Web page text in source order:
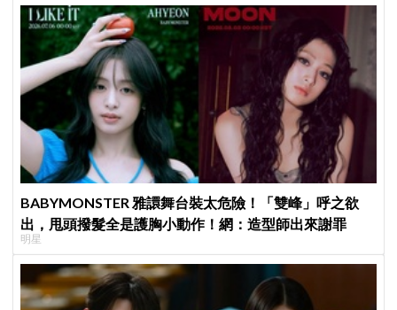
BABYMONSTER 雅譞舞台裝太危險！「雙峰」呼之欲
出，甩頭撥髮全是護胸小動作！網：造型師出來謝罪
明星